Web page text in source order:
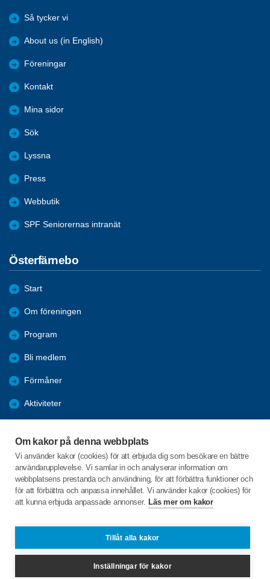
Om kakor på denna webbplats
Vi använder kakor (cookies) för att erbjuda dig som besökare en bättre
användarupplevelse. Vi samlar in och analyserar information om
webbplatsens prestanda och användning, för att förbättra funktioner och
för att förbättra och anpassa innehållet. Vi använder kakor (cookies) för
att kunna erbjuda anpassade annonser. Läs mer om kakor
Tillåt alla kakor
Inställningar för kakor
Så tycker vi
About us (in English)
Föreningar
Kontakt
Mina sidor
Sök
Lyssna
Press
Webbutik
SPF Seniorernas intranät
Österfärnebo
Start
Om föreningen
Program
Bli medlem
Förmåner
Aktiviteter
Bildgalleri
Mötesreferat
C/o:Alvar Olsson
811 74 ÖSTERFÄRNEBO
osterfarnebo@spfseniorerna.se